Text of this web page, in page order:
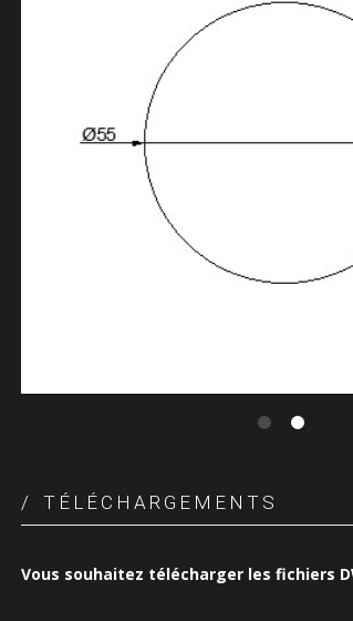
TÉLÉCHARGEMENTS
Vous souhaitez télécharger les fichiers